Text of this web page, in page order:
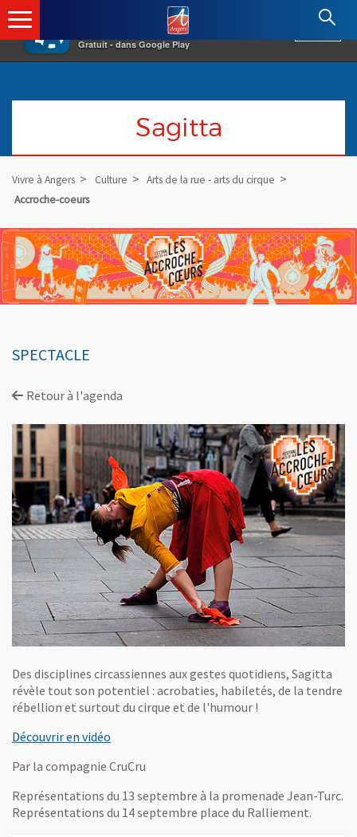
×
Gratuit - dans Google Play
Angers.fr : Retour à l'accueil
Sagitta
Vivre à Angers Culture
Arts de la rue - arts du cirque
Accroche-coeurs
SPECTACLE
Retour à l'agenda
Des disciplines circassiennes aux gestes quotidiens, Sagitta
révèle tout son potentiel : acrobaties, habiletés, de la tendre
rébellion et surtout du cirque et de l'humour !
Découvrir en vidéo
Par la compagnie CruCru
Représentations du 13 septembre à la promenade Jean-Turc.
Représentations du 14 septembre place du Ralliement.